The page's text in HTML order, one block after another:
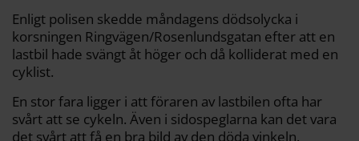
Enligt polisen skedde måndagens dödsolycka i
korsningen Ringvägen/Rosenlundsgatan efter att en
lastbil hade svängt åt höger och då kolliderat med en
cyklist.
En stor fara ligger i att föraren av lastbilen ofta har
svårt att se cykeln. Även i sidospeglarna kan det vara
det svårt att få en bra bild av den döda vinkeln.